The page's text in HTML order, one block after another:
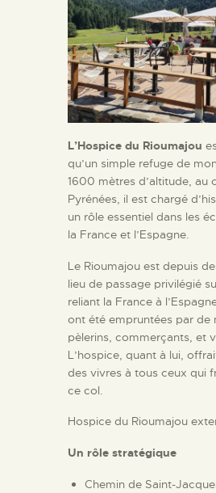
L’Hospice du Rioumajou
qu’un simple refuge de
1600 mètres d’altitude, au
Pyrénées, il est chargé
un rôle essentiel dans les
la France et l’Espagne.
Le Rioumajou est depuis
lieu de passage privilégié
reliant la France à
ont été empruntées par de
pèlerins, commerçants, et
L’hospice, quant à lui,
des vivres à tous ceux qui
ce col.
Hospice du Rioumajou
Un rôle stratégique
Chemin de Saint-